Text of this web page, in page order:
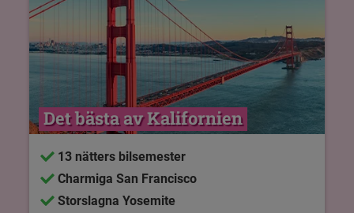
Det bästa av Kalifornien
13 nätters bilsemester
Charmiga San Francisco
Storslagna Yosemite